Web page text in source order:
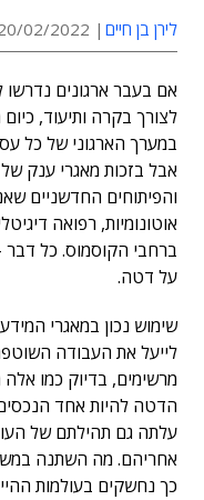
לירן בן חיים 02/2022 12:24
אם בעבר ארגונים
לצורך בקרה ותיעוד,
במערך הארגוני של כל
אבל בזכות מאגרי ענק
והפיתוחים החדשניים
אוטונומיות, רפואה
על דטה.
שימוש נכון במאגרי
לייעל את העבודה
מרשימים, בדיוק כמו
הדטה להיות אחד
עלתה גם תהילתם של
אחריהם. מה השתנה
כך נחשקים בעולמות